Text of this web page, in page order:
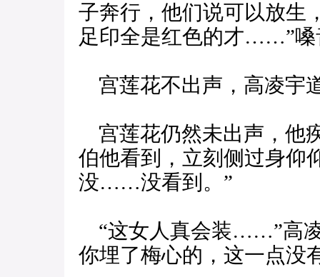
子奔行，他们说可以放生
足印全是红色的才……”嗓
宫莲花不出声，高凌宇
宫莲花仍然未出声，他
伯他看到，立刻侧过身仰
没……没看到。”
“这女人真会装……”高凌
你埋了梅心的，这一点没